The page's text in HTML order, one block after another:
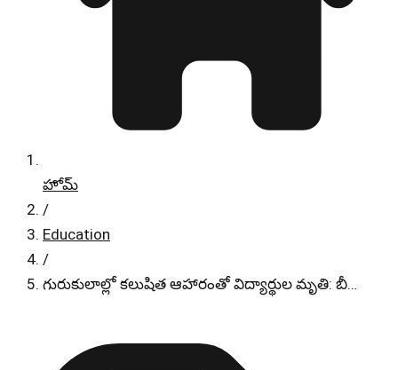
హోమ్
/
Education
/
గురుకులాల్లో కలుషిత ఆహారంతో విద్యార్థుల మృతి: బీ…